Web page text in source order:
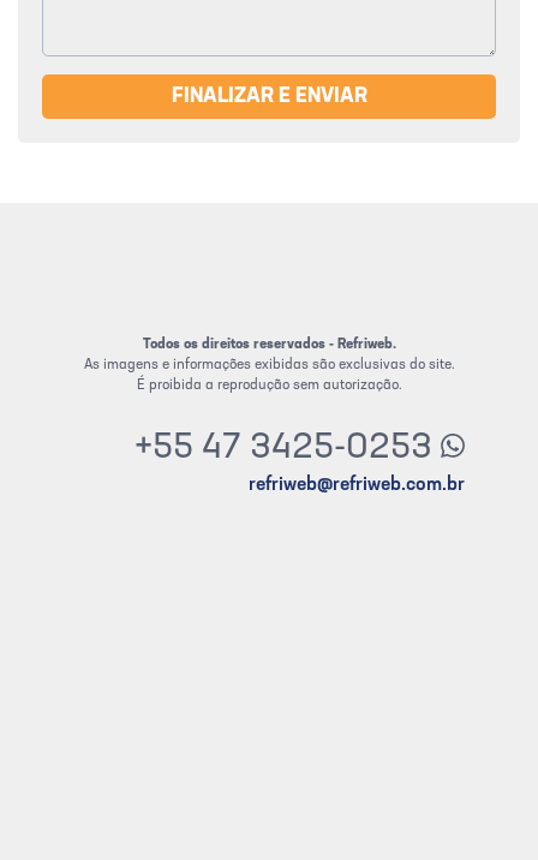
FINALIZAR E ENVIAR
Todos os direitos reservados - Refriweb.
As imagens e informações exibidas são exclusivas do site.
É proibida a reprodução sem autorização.
+55 47 3425-0253
refriweb@refriweb.com.br